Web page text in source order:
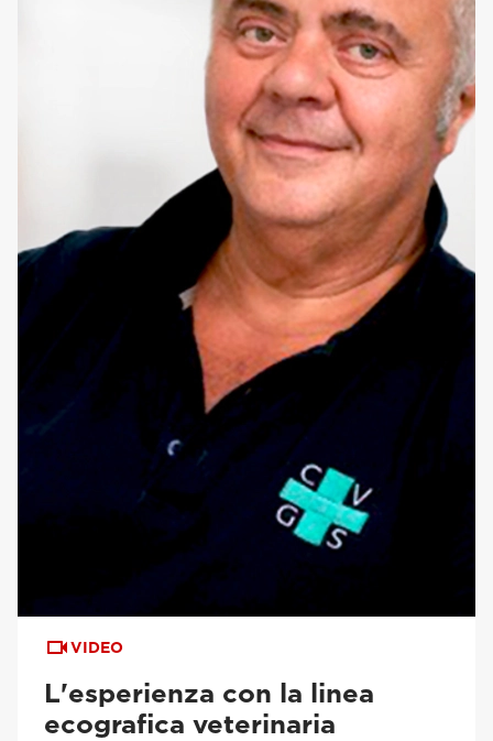
VIDEO
L'esperienza con la linea
ecografica veterinaria